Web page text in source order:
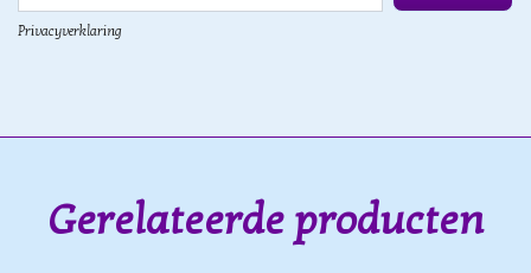
Privacyverklaring
Gerelateerde producten